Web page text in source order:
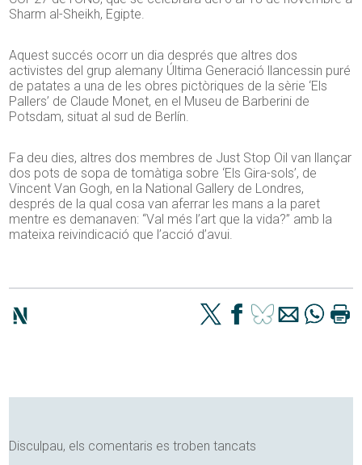
Sharm al-Sheikh, Egipte.
Aquest succés ocorr un dia després que altres dos
activistes del grup alemany Última Generació llancessin puré
de patates a una de les obres pictòriques de la sèrie ‘Els
Pallers’ de Claude Monet, en el Museu de Barberini de
Potsdam, situat al sud de Berlín.
Fa deu dies, altres dos membres de Just Stop Oil van llançar
dos pots de sopa de tomàtiga sobre ‘Els Gira-sols’, de
Vincent Van Gogh, en la National Gallery de Londres,
després de la qual cosa van aferrar les mans a la paret
mentre es demanaven: “Val més l’art que la vida?” amb la
mateixa reivindicació que l’acció d’avui.
Disculpau, els comentaris es troben tancats